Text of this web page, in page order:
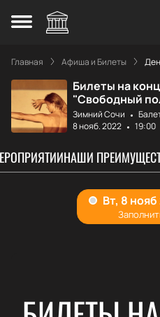
Главная Афиша и Билеты
Билеты на
"Свободный
Зимний Сочи
8 нояб. 2022
19:00
НАШИ